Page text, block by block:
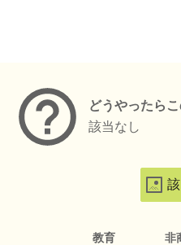
どうやったら
該当なし
教育 非